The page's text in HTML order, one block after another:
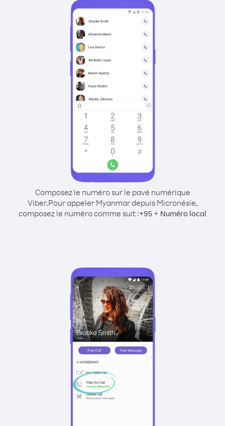
Composez le numéro sur le pavé numérique
Viber.Pour appeler Myanmar depuis Micronésie,
composez le numéro comme suit :+95 + Numéro local